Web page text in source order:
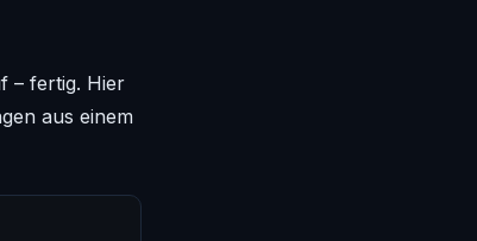
– fertig. Hier
aus einem